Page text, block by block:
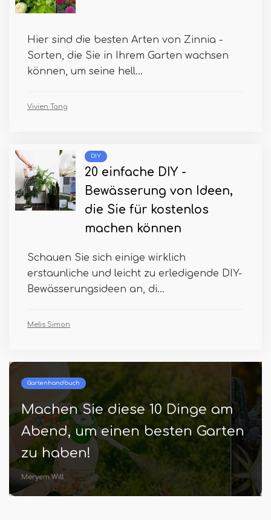
Hier sind die besten Arten von Zinnia -
Sorten, die Sie in Ihrem Garten wachsen
können, um seine hell...
Vivien Tang
DIY
20 einfache DIY -
Bewässerung von Ideen,
die Sie für kostenlos
machen können
Schauen Sie sich einige wirklich
erstaunliche und leicht zu erledigende DIY-
Bewässerungsideen an, di...
Melis Simon
Beste und oberste Gartenarbeit
Sehen Sie, wie Menschen auf
Instagram eine Boozeblasche in
Garden verwenden
Ellen Tschirch